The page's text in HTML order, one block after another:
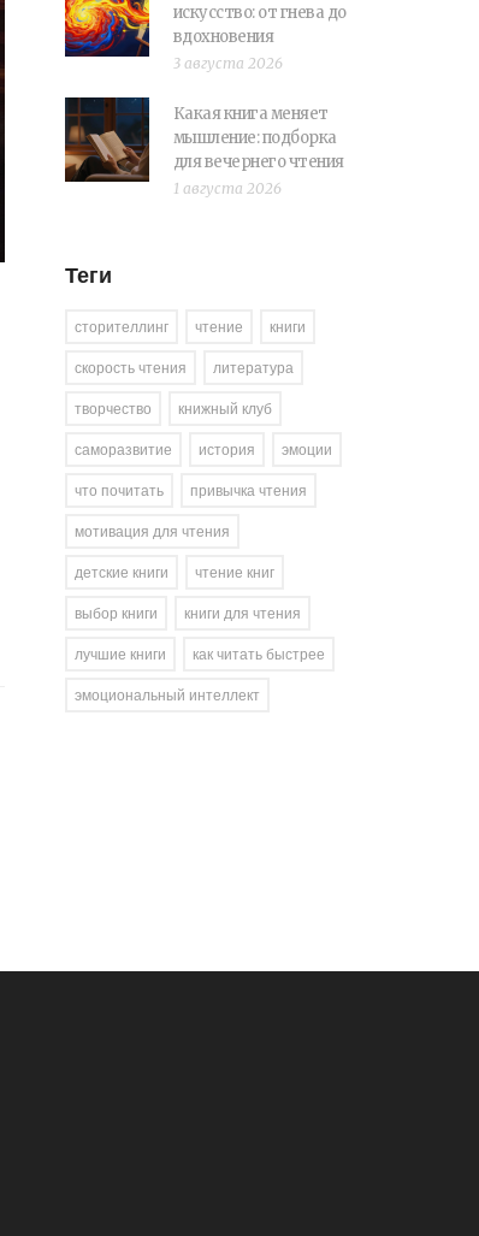
искусство: от гнева до
вдохновения
3 августа 2026
Какая книга меняет
мышление: подборка
для вечернего чтения
1 августа 2026
Теги
сторителлинг чтение
книги
скорость чтения
литература
творчество
книжный клуб
саморазвитие
история
эмоции
что почитать
привычка чтения
мотивация для чтения
детские книги
чтение книг
выбор книги
книги для чтения
лучшие книги
как читать быстрее
эмоциональный интеллект